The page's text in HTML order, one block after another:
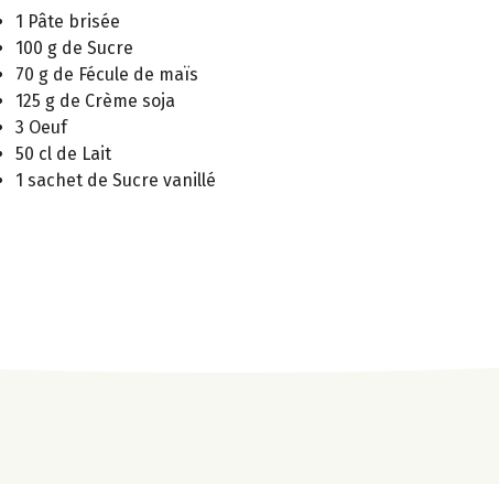
1 Pâte brisée
100 g de Sucre
70 g de Fécule de maïs
125 g de Crème soja
3 Oeuf
50 cl de Lait
1 sachet de Sucre vanillé